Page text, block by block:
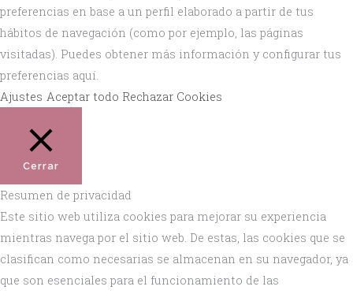
preferencias en base a un perfil elaborado a partir de tus
hábitos de navegación (como por ejemplo, las páginas
visitadas). Puedes obtener más información y configurar tus
preferencias aquí.
Ajustes Aceptar todo Rechazar Cookies
Cerrar
Resumen de privacidad
Este sitio web utiliza cookies para mejorar su experiencia
mientras navega por el sitio web. De estas, las cookies que se
clasifican como necesarias se almacenan en su navegador, ya
que son esenciales para el funcionamiento de las